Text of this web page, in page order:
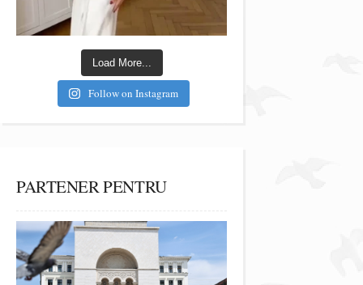
Load More...
Follow on Instagram
PARTENER PENTRU